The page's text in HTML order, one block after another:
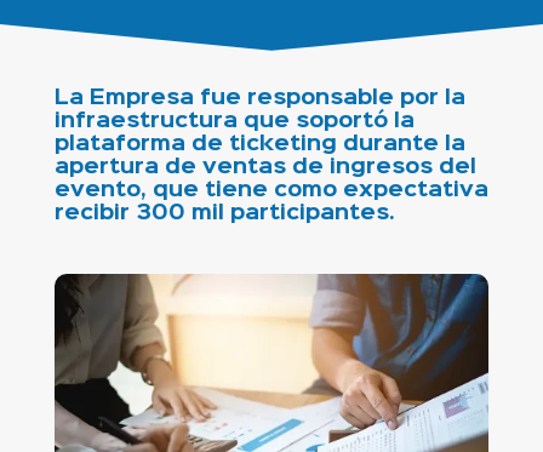
La Empresa fue responsable por la
infraestructura que soportó la
plataforma de ticketing durante la
apertura de ventas de ingresos del
evento, que tiene como expectativa
recibir 300 mil participantes.